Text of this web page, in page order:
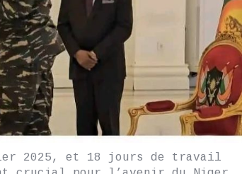
2025, et 18 jours de travail